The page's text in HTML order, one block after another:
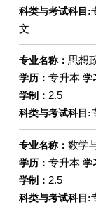
科类与考试科目:
文
专业名称： 思想
学历： 专升本 学
学制： 2.5
科类与考试科目:
专业名称： 数学
学历： 专升本 学
学制： 2.5
科类与考试科目: